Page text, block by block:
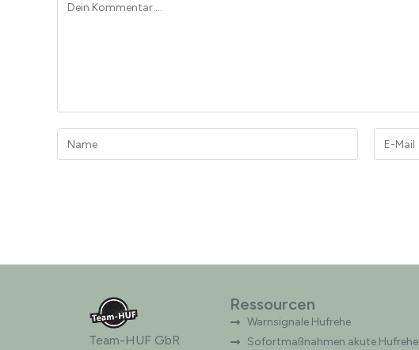
Team-HUF GbR
Ressourcen
Warnsignale Hufrehe
Sofortmaßnahmen akute Hufrehe